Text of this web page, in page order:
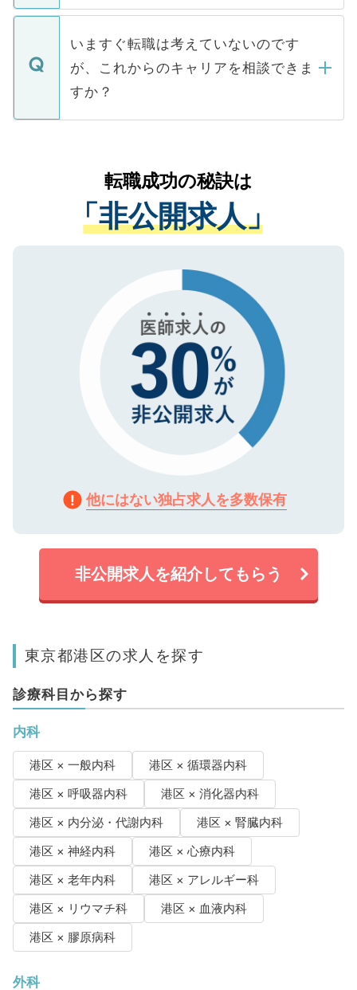
関を公にしてしまうと、応募が殺到する場
に、医療機関が求める条件に合った人材の
みを人材紹介会社に依頼するケースが増え
ています。
定を承諾する必要はありません。内定先へ
の辞退の連絡はキャリアパートナーが行い
ますので、ご安心ください。
個人情報が漏えいすることはありませんの
で、ご安心ください。当サイトからの登録
などで収集したご登録者様の個人情報は、
ご本人のキャリアアップおよび転職活動の
支援を目的に使用いたします。お預かりし
ているすべての個人データはご本人の許可
は、個人情報の取り扱いについての厳密な
管理基準を満たした事業者のみに付与され
る、プライバシーマークを取得済みです。
ご登録いただいた個人情報は、SSL（デー
で、機密保持に関してもご安心ください。
いますぐ転職は考えていないのです
が、これからのキャリアを相談できま
すか？
かがいして、現在の医療機関の状況や紹介
経験をまじえながら、適切なアドバイスを
させていただきます。すぐにご転職をされ
ない方には、長期的なサポートが可能です
ので、まずはご登録ください。
転職成功の秘訣は
「非公開求人」
他にはない独占求人を多数保有
非公開求人を紹介してもらう
東京都港区の求人を探す
診療科目から探す
内科
港区 × 一般内科
港区 × 循環器内科
港区 × 呼吸器内科
港区 × 消化器内科
港区 × 内分泌・代謝内科
港区 × 腎臓内科
港区 × 神経内科
港区 × 心療内科
港区 × 老年内科
港区 × アレルギー科
港区 × リウマチ科
港区 × 血液内科
港区 × 膠原病科
外科